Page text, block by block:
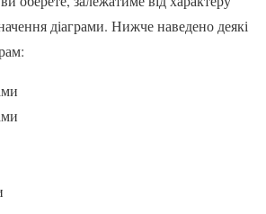
діаграми. Нижче наведено деякі